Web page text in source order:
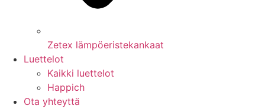
Zetex lämpöeristekankaat
Luettelot
Kaikki luettelot
Happich
Ota yhteyttä